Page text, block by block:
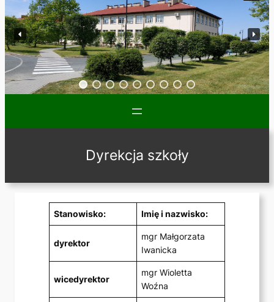
Dyrekcja szkoły
Stanowisko: Imię i nazwisko:
dyrektor
mgr Małgorzata
Iwanicka
wicedyrektor
mgr Wioletta
Woźna